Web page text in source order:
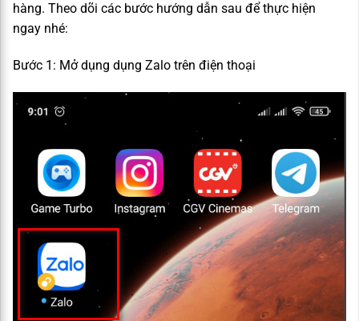
hàng. Theo dõi các bước hướng dẫn sau để thực hiện
ngay nhé:
Bước 1: Mở dụng dụng Zalo trên điện thoại